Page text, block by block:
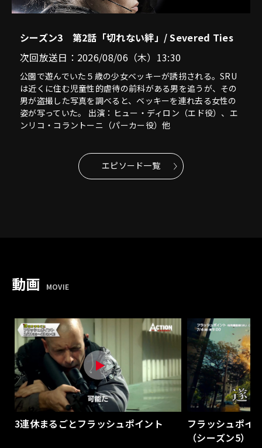
シーズン3 第2話「切れない絆」/ Severed Ties
次回放送日：2026/08/06（木）13:30
公園で遊んでいた５歳の少女ベッキーが誘拐される。SRU
は近くに住む児童性的虐待の前科がある男を追うが、その
男が盗撮した写真を調べると、ベッキーを連れ去る女性の
姿が写っていた。 出演：ヒュー・ディロン（エド役）、エ
ンリコ・コラントーニ（パーカー役）他
エピソード一覧
動画 MOVIE
3連休まるごとフラッシュポイント
フラッシュポイ
（シーズン5）